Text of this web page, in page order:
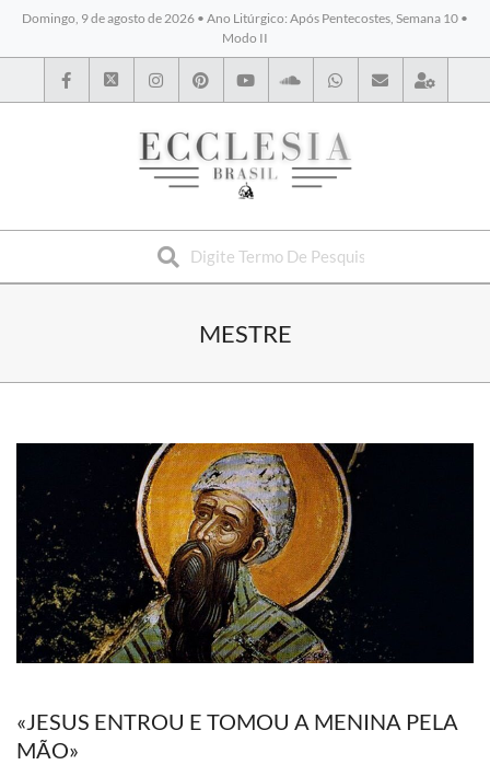
Domingo, 9 de agosto de 2026 • Ano Litúrgico: Após Pentecostes, Semana 10 •
Modo II
BYBLOS
MESTRE
«JESUS ENTROU E TOMOU A MENINA PELA
MÃO»